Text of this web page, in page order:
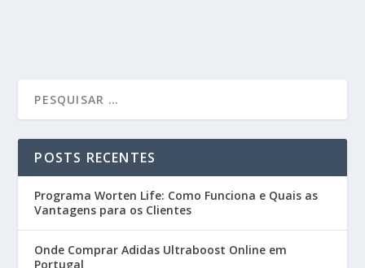
POSTS RECENTES
Programa Worten Life: Como Funciona e Quais as
Vantagens para os Clientes
Onde Comprar Adidas Ultraboost Online em
Portugal